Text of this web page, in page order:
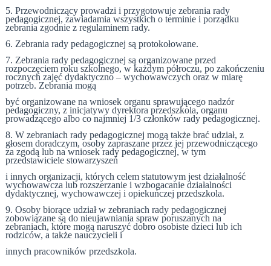
5. Przewodniczący prowadzi i przygotowuje zebrania rady
pedagogicznej, zawiadamia wszystkich o terminie i porządku
zebrania zgodnie z regulaminem rady.
6. Zebrania rady pedagogicznej są protokołowane.
7. Zebrania rady pedagogicznej są organizowane przed
rozpoczęciem roku szkolnego, w każdym półroczu, po zakończeniu
rocznych zajęć dydaktyczno – wychowawczych oraz w miarę
potrzeb. Zebrania mogą
być organizowane na wniosek organu sprawującego nadzór
pedagogiczny, z inicjatywy dyrektora przedszkola, organu
prowadzącego albo co najmniej 1/3 członków rady pedagogicznej.
8. W zebraniach rady pedagogicznej mogą także brać udział, z
głosem doradczym, osoby zapraszane przez jej przewodniczącego
za zgodą lub na wniosek rady pedagogicznej, w tym
przedstawiciele stowarzyszeń
i innych organizacji, których celem statutowym jest działalność
wychowawcza lub rozszerzanie i wzbogacanie działalności
dydaktycznej, wychowawczej i opiekuńczej przedszkola.
9. Osoby biorące udział w zebraniach rady pedagogicznej
zobowiązane są do nieujawniania spraw poruszanych na
zebraniach, które mogą naruszyć dobro osobiste dzieci lub ich
rodziców, a także nauczycieli i
innych pracowników przedszkola.